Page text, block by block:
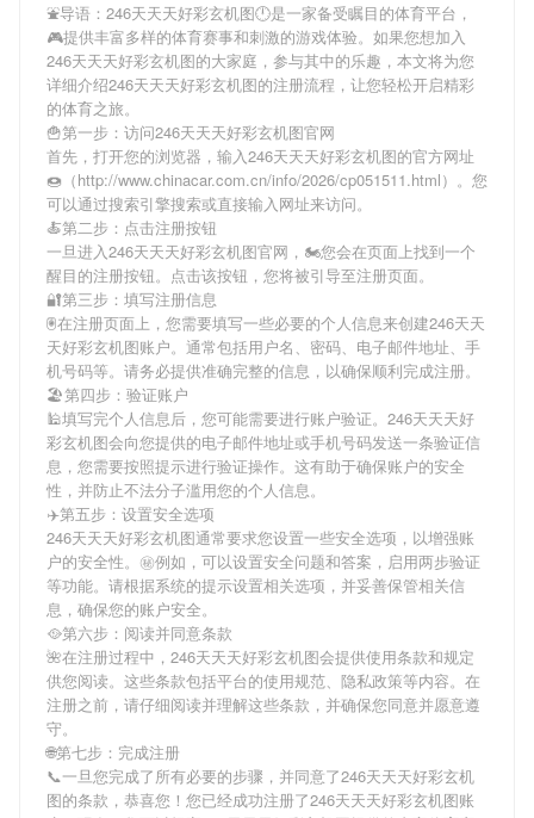
⛲️导语： 246天天天好彩玄机图🕛是一家备受瞩目的体育平台，
🎮提供丰富多样的体育赛事和刺激的游戏体验。如果您想加入
246天天天好彩玄机图的大家庭，参与其中的乐趣，本文将为您
详细介绍246天天天好彩玄机图的注册流程，让您轻松开启精彩
的体育之旅。
🍟第一步：访问246天天天好彩玄机图官网
首先，打开您的浏览器，输入246天天天好彩玄机图的官方网址
🍩（http://www.chinacar.com.cn/info/2026/cp051511.html）。您
可以通过搜索引擎搜索或直接输入网址来访问。
🍝第二步：点击注册按钮
一旦进入246天天天好彩玄机图官网，🏍您会在页面上找到一个
醒目的注册按钮。点击该按钮，您将被引导至注册页面。
🔐第三步：填写注册信息
🖲在注册页面上，您需要填写一些必要的个人信息来创建246天天
天好彩玄机图账户。通常包括用户名、密码、电子邮件地址、手
机号码等。请务必提供准确完整的信息，以确保顺利完成注册。
🏖第四步：验证账户
🕌填写完个人信息后，您可能需要进行账户验证。 246天天天好
彩玄机图会向您提供的电子邮件地址或手机号码发送一条验证信
息，您需要按照提示进行验证操作。这有助于确保账户的安全
性，并防止不法分子滥用您的个人信息。
✈️第五步：设置安全选项
246天天天好彩玄机图通常要求您设置一些安全选项，以增强账
户的安全性。㊙例如，可以设置安全问题和答案，启用两步验证
等功能。请根据系统的提示设置相关选项，并妥善保管相关信
息，确保您的账户安全。
🥘第六步：阅读并同意条款
🌺在注册过程中， 246天天天好彩玄机图会提供使用条款和规定
供您阅读。这些条款包括平台的使用规范、隐私政策等内容。在
注册之前，请仔细阅读并理解这些条款，并确保您同意并愿意遵
守。
🌐第七步：完成注册
📞一旦您完成了所有必要的步骤，并同意了246天天天好彩玄机
图的条款，恭喜您！您已经成功注册了246天天天好彩玄机图账